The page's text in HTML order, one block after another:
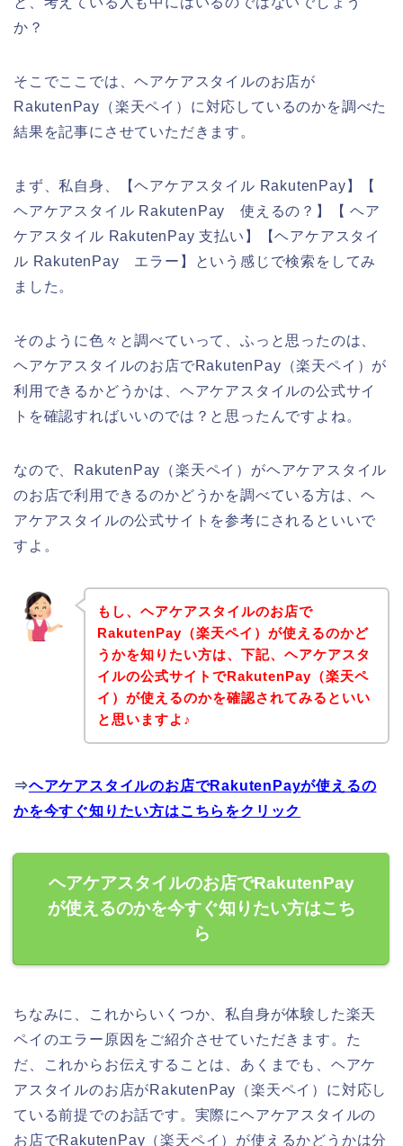
か？
そこでここでは、ヘアケアスタイルのお店が
RakutenPay（楽天ペイ）に対応しているのかを調べた
結果を記事にさせていただきます。
まず、私自身、【ヘアケアスタイル RakutenPay】【
ヘアケアスタイル RakutenPay 使えるの？】【 ヘア
ケアスタイル RakutenPay 支払い】【ヘアケアスタイ
ル RakutenPay エラー】という感じで検索をしてみ
ました。
そのように色々と調べていって、ふっと思ったのは、
ヘアケアスタイルのお店でRakutenPay（楽天ペイ）が
利用できるかどうかは、ヘアケアスタイルの公式サイ
トを確認すればいいのでは？と思ったんですよね。
なので、RakutenPay（楽天ペイ）がヘアケアスタイル
のお店で利用できるのかどうかを調べている方は、ヘ
アケアスタイルの公式サイトを参考にされるといいで
すよ。
もし、ヘアケアスタイルのお店で
RakutenPay（楽天ペイ）が使えるのかど
うかを知りたい方は、下記、ヘアケアスタ
イルの公式サイトでRakutenPay（楽天ペ
イ）が使えるのかを確認されてみるといい
と思いますよ♪
⇒ヘアケアスタイルのお店でRakutenPayが使えるの
かを今すぐ知りたい方はこちらをクリック
ヘアケアスタイルのお店でRakutenPay
が使えるのかを今すぐ知りたい方はこち
ら
ちなみに、これからいくつか、私自身が体験した楽天
ペイのエラー原因をご紹介させていただきます。た
だ、これからお伝えすることは、あくまでも、ヘアケ
アスタイルのお店がRakutenPay（楽天ペイ）に対応し
ている前提でのお話です。実際にヘアケアスタイルの
お店でRakutenPay（楽天ペイ）が使えるかどうかは分